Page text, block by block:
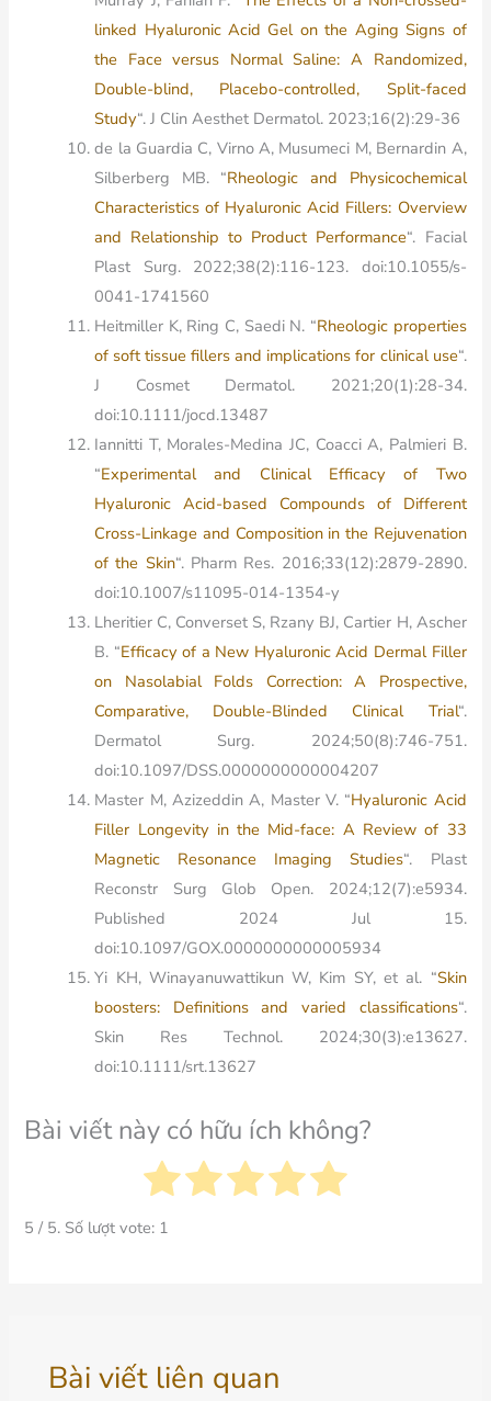
linked Hyaluronic Acid Gel on the Aging Signs of
the Face versus Normal Saline: A Randomized,
Double-blind, Placebo-controlled, Split-faced
Study“. J Clin Aesthet Dermatol. 2023;16(2):29-36
de la Guardia C, Virno A, Musumeci M, Bernardin A,
Silberberg MB. “Rheologic and Physicochemical
Characteristics of Hyaluronic Acid Fillers: Overview
and Relationship to Product Performance“. Facial
Plast Surg. 2022;38(2):116-123. doi:10.1055/s-
0041-1741560
Heitmiller K, Ring C, Saedi N. “Rheologic properties
of soft tissue fillers and implications for clinical use“.
J Cosmet Dermatol. 2021;20(1):28-34.
doi:10.1111/jocd.13487
Iannitti T, Morales-Medina JC, Coacci A, Palmieri B.
“Experimental and Clinical Efficacy of Two
Hyaluronic Acid-based Compounds of Different
Cross-Linkage and Composition in the Rejuvenation
of the Skin“. Pharm Res. 2016;33(12):2879-2890.
doi:10.1007/s11095-014-1354-y
Lheritier C, Converset S, Rzany BJ, Cartier H, Ascher
B. “Efficacy of a New Hyaluronic Acid Dermal Filler
on Nasolabial Folds Correction: A Prospective,
Comparative, Double-Blinded Clinical Trial“.
Dermatol Surg. 2024;50(8):746-751.
doi:10.1097/DSS.0000000000004207
Master M, Azizeddin A, Master V. “Hyaluronic Acid
Filler Longevity in the Mid-face: A Review of 33
Magnetic Resonance Imaging Studies“. Plast
Reconstr Surg Glob Open. 2024;12(7):e5934.
Published 2024 Jul 15.
doi:10.1097/GOX.0000000000005934
Yi KH, Winayanuwattikun W, Kim SY, et al. “Skin
boosters: Definitions and varied classifications“.
Skin Res Technol. 2024;30(3):e13627.
doi:10.1111/srt.13627
Bài viết này có hữu ích không?
5 / 5. Số lượt vote: 1
Bài viết liên quan